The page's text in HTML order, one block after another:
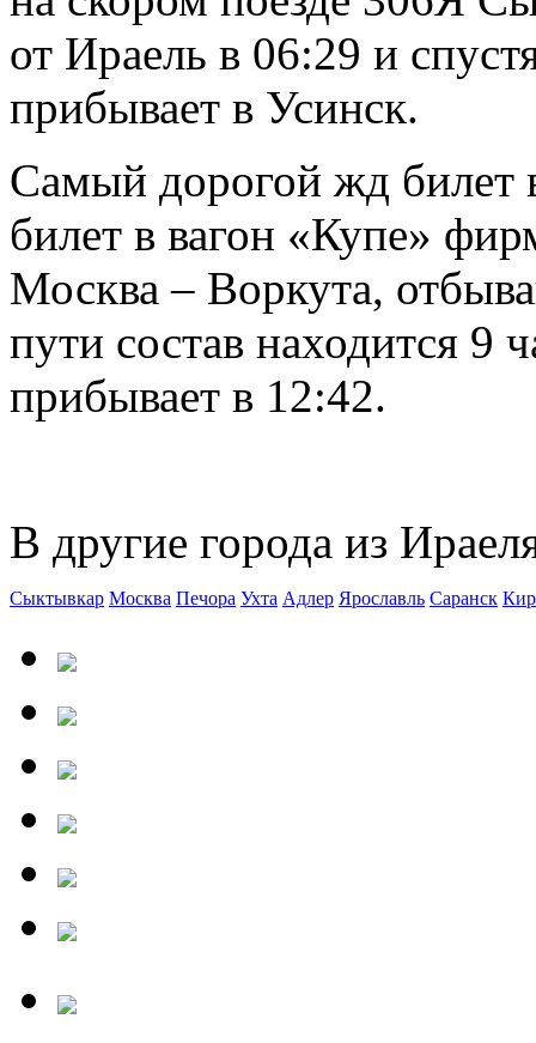
от Ираель в 06:29 и
прибывает в Усинск.
Самый дорогой жд билет
билет в вагон «Купе»
Москва – Воркута,
пути состав находится 9
прибывает в 12:42.
В другие города из
Сыктывкар Москва Печора Ухта Адлер Ярославль Саранск